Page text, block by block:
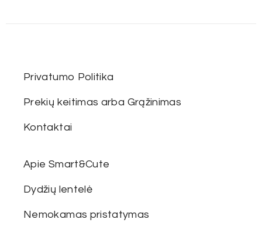
Privatumo Politika
Prekių keitimas arba Grąžinimas
Kontaktai
Apie Smart&Cute
Dydžių lentelė
Nemokamas pristatymas